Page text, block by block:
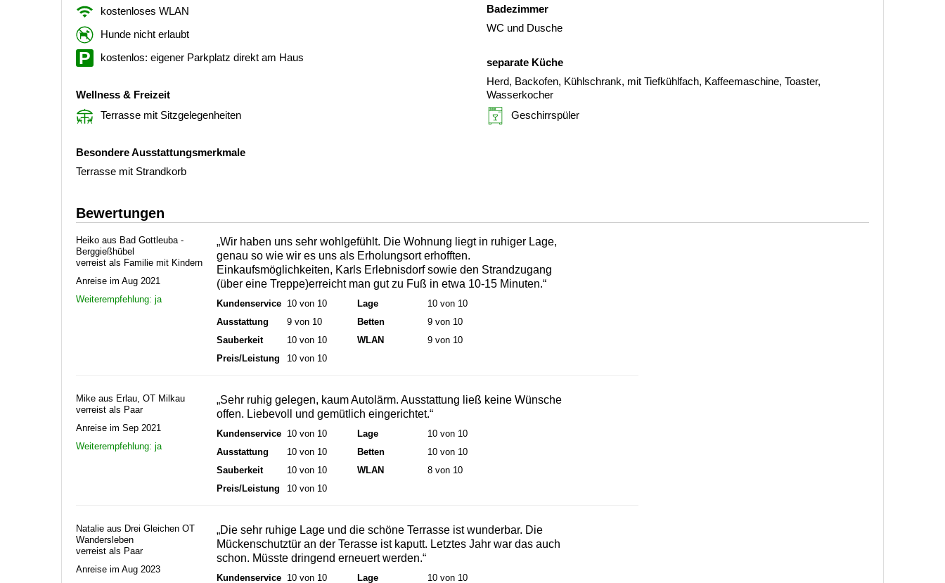
kostenloses WLAN
Hunde nicht erlaubt
kostenlos: eigener Parkplatz direkt am Haus
Wellness & Freizeit
Terrasse mit Sitzgelegenheiten
Besondere Ausstattungsmerkmale
Terrasse mit Strandkorb
Badezimmer
WC und Dusche
separate Küche
Herd, Backofen, Kühlschrank, mit Tiefkühlfach, Kaffeemaschine, Toaster,
Wasserkocher
Geschirrspüler
Bewertungen
Heiko aus Bad Gottleuba -
Berggießhübel
verreist als Familie mit Kindern
Anreise im Aug 2021
Weiterempfehlung: ja
„Wir haben uns sehr wohlgefühlt. Die Wohnung liegt in ruhiger Lage,
genau so wie wir es uns als Erholungsort erhofften.
Einkaufsmöglichkeiten, Karls Erlebnisdorf sowie den Strandzugang
(über eine Treppe)erreicht man gut zu Fuß in etwa 10-15 Minuten.“
Kundenservice 10 von 10
Ausstattung
9 von 10
Sauberkeit
10 von 10
Preis/Leistung
10 von 10
Lage
10 von 10
Betten
9 von 10
WLAN
9 von 10
Mike aus Erlau, OT Milkau
verreist als Paar
Anreise im Sep 2021
Weiterempfehlung: ja
„Sehr ruhig gelegen, kaum Autolärm. Ausstattung ließ keine Wünsche
offen. Liebevoll und gemütlich eingerichtet.“
Kundenservice 10 von 10
Ausstattung
10 von 10
Sauberkeit
10 von 10
Preis/Leistung
10 von 10
Lage
10 von 10
Betten
10 von 10
WLAN
8 von 10
Natalie aus Drei Gleichen OT
Wandersleben
verreist als Paar
Anreise im Aug 2023
„Die sehr ruhige Lage und die schöne Terrasse ist wunderbar. Die
Mückenschutztür an der Terasse ist kaputt. Letztes Jahr war das auch
schon. Müsste dringend erneuert werden.“
Kundenservice 10 von 10 Lage 10 von 10